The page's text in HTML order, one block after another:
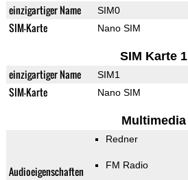
einzigartiger Name SIM0
SIM-Karte Nano SIM
SIM Karte 1
einzigartiger Name SIM1
SIM-Karte Nano SIM
Multimedia
Audioeigenschaften
Redner
FM Radio